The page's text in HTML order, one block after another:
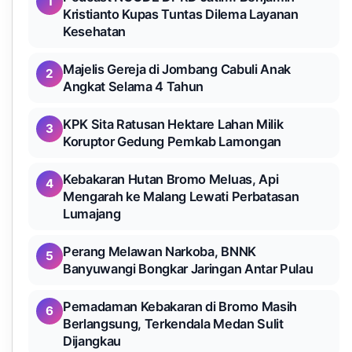
Kristianto Kupas Tuntas Dilema Layanan
Kesehatan
2
Majelis Gereja di Jombang Cabuli Anak
Angkat Selama 4 Tahun
3
KPK Sita Ratusan Hektare Lahan Milik
Koruptor Gedung Pemkab Lamongan
4
Kebakaran Hutan Bromo Meluas, Api
Mengarah ke Malang Lewati Perbatasan
Lumajang
5
Perang Melawan Narkoba, BNNK
Banyuwangi Bongkar Jaringan Antar Pulau
6
Pemadaman Kebakaran di Bromo Masih
Berlangsung, Terkendala Medan Sulit
Dijangkau